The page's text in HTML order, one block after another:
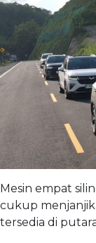
Mesin empat
cukup
tersedia di